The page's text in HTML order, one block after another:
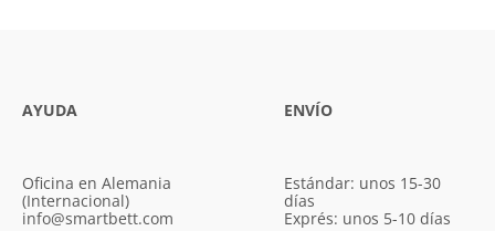
AYUDA
Oficina en Alemania
(Internacional)
info@smartbett.com
ENVÍO
Estándar: unos 15-30
días
Exprés: unos 5-10 días